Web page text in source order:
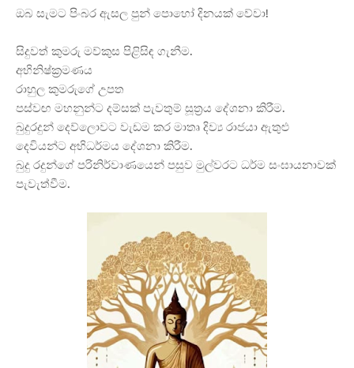
ඔබ සැමට පිංබර ඇසල පුන් පොහෝ දිනයක් වේවා!
සිදුවත් කුමරු මව්කුස පිළිසිඳ ගැනීම.
අභිනිෂ්ක්රමණය
රාහුල කුමරුගේ උපත
පස්වඟ මහනුන්ට දම්සක් පැවතුම් සූත්රය දේශනා කිරීම.
බුදුරදුන් දෙව්ලොවට වැඩම කර මාතෘ දිව් ය රාජයා ඇතුළු
දෙවියන්ට අභිධර්මය දේශනා කිරීම.
බුදු රදුන්ගේ පරිනිර්වාණයෙන් පසුව මුල්වරට ධර්ම සංඝායනාවක්
පැවැත්වීම.